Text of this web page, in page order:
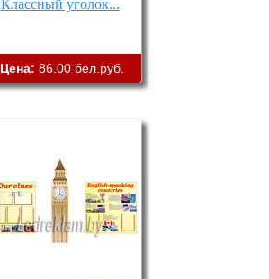
Классный уголок...
Цена: 86.00 бел.руб.